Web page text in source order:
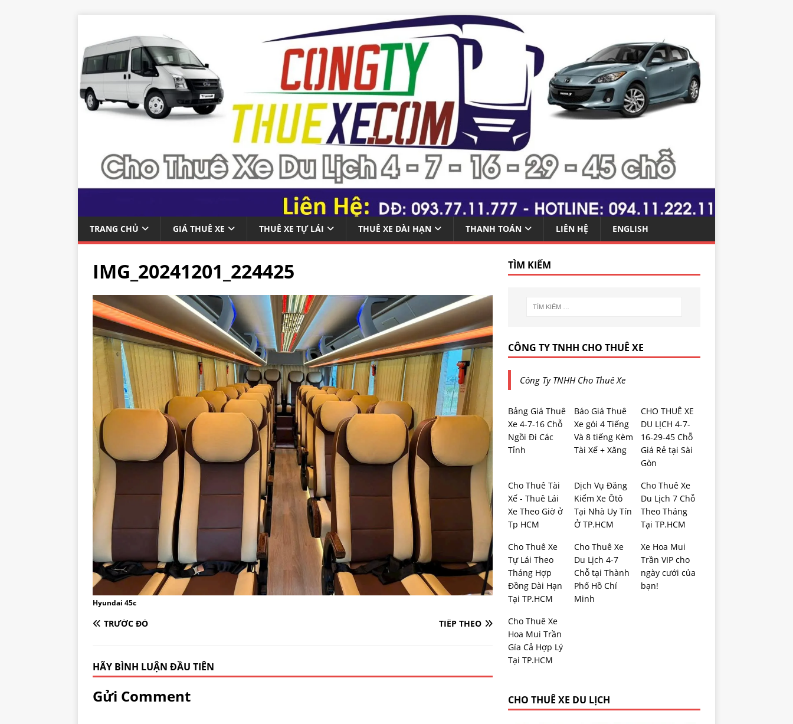
TRANG CHỦ GIÁ THUÊ XE THUÊ XE TỰ LÁI THUÊ XE DÀI HẠN THANH TOÁN LIÊN HỆ ENGLISH
IMG_20241201_224425
Hyundai 45c
TRƯỚC ĐÓ TIẾP THEO
HÃY BÌNH LUẬN ĐẦU TIÊN
Gửi Comment
TÌM KIẾM
CÔNG TY TNHH CHO THUÊ XE
Công Ty TNHH Cho Thuê Xe
Bảng Giá Thuê
Xe 4-7-16 Chỗ
Ngồi Đi Các
Tỉnh
Báo Giá Thuê
Xe gói 4 Tiếng
Và 8 tiếng Kèm
Tài Xế + Xăng
CHO THUÊ XE
DU LỊCH 4-7-
16-29-45 Chỗ
Giá Rẻ tại Sài
Gòn
Cho Thuê Tài
Xế - Thuê Lái
Xe Theo Giờ ở
Tp HCM
Dịch Vụ Đăng
Kiểm Xe Ôtô
Tại Nhà Uy Tín
Ở TP.HCM
Cho Thuê Xe
Du Lịch 7 Chỗ
Theo Tháng
Tại TP.HCM
Cho Thuê Xe
Tự Lái Theo
Tháng Hợp
Đồng Dài Hạn
Tại TP.HCM
Cho Thuê Xe
Du Lịch 4-7
Chỗ tại Thành
Phố Hồ Chí
Minh
Xe Hoa Mui
Trần VIP cho
ngày cưới của
bạn!
Cho Thuê Xe
Hoa Mui Trần
Gía Cả Hợp Lý
Tại TP.HCM
CHO THUÊ XE DU LỊCH